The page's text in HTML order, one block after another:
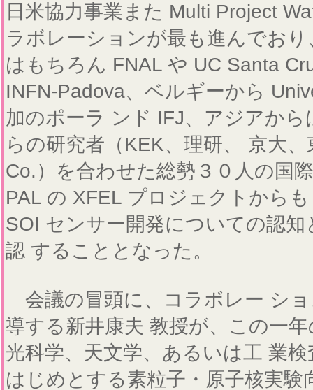
日米協力事業また Multi Project
ラボレーションが最も進んでお
はもちろん FNAL や UC Santa
INFN-Padova、ベルギーから
加のポーラ ンド IFJ、アジアか
らの研究者（KEK、理研、 京大
Co.）を合わせた総勢３０人の国
PAL の XFEL プロジェクトから
SOI センサー開発についての認
認 することとなった。
会議の冒頭に、コラボレー シ
導する新井康夫 教授が、この一
光科学、天文学、あるいは工 業
はじめとする素粒子・原子核実